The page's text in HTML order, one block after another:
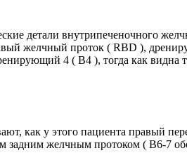
детали внутрипеченочного
желчный проток ( RBD ),
4 ( B4 ), тогда как видна
как у этого пациента правый
задним желчным протоком ( B6-7